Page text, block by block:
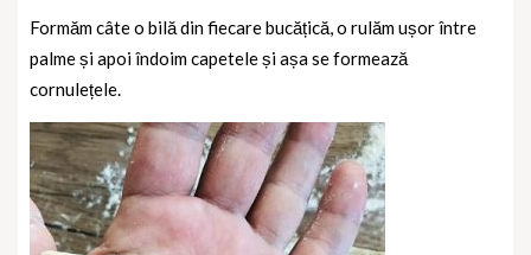
Formăm câte o bilă din fiecare bucățică, o rulăm ușor între
palme și apoi îndoim capetele și așa se formează
cornulețele.